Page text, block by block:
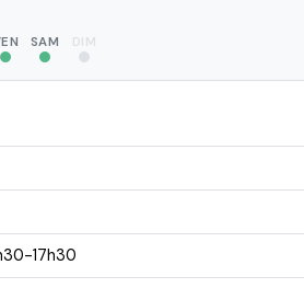
SAM DIM
17h30